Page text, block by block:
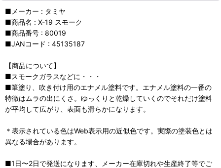
■メーカー : タミヤ
■商品名 : X-19 スモーク
■商品番号 : 80019
■JANコード : 45135187
【商品について】
■スモークガラスなどに・・・
■筆塗り、吹き付け用のエナメル塗料です。エナメル塗料の一番の
特徴はムラの出にくさ。ゆっくりと乾燥していくのでそれだけ塗料
が平均して広がり、表面も滑らかになります。
＊表示されている色はWeb表示用の近似色です。実際の塗装色とは
異なる場合があります。
■1日〜2日で発送になります、メーカー在庫切れや生産終了等でご